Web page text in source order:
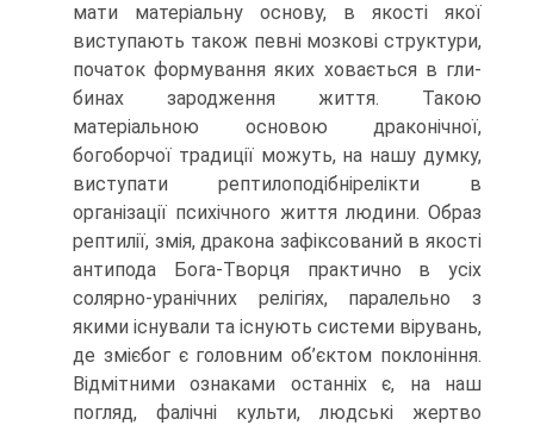
мати матеріальну основу, в якості якої
висту­пають також певні мозкові структури,
початок формування яких ховається в гли­
бинах зародження життя. Такою
матеріальною основою драконічної,
богобор­чої традиції можуть, на нашу думку,
виступати рептилоподібнірелікти в
організації психічного життя людини. Образ
рептилії, змія, дракона зафіксований в якості
антипода Бога-Творця практично в усіх
солярно-уранічних релігіях, паралельно з
якими існували та існують системи вірувань,
де змієбог є головним об’єктом по­клоніння.
Відмітними ознаками останніх є, на наш
погляд, фалічні культи, люд­ські жертво